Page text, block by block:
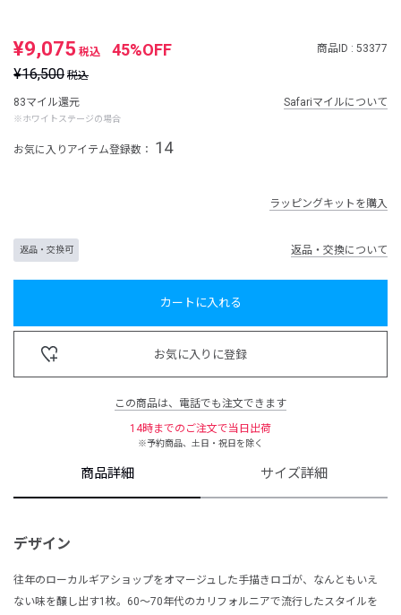
¥9,075 税込 45%OFF 商品ID : 53377
¥16,500 税込
83マイル還元
※ホワイトステージの場合
Safariマイルについて
お気に入りアイテム登録数： 14
ラッピングキットを購入
返品・交換可 返品・交換について
カートに入れる
お気に入りに登録
この商品は、電話でも注文できます
14時までのご注文で当日出荷
※予約商品、土日・祝日を除く
商品詳細 サイズ詳細
デザイン
往年のローカルギアショップをオマージュした手描きロゴが、なんともいえ
ない味を醸し出す1枚。60〜70年代のカリフォルニアで流行したスタイルを